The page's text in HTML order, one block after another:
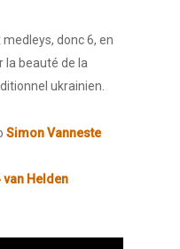
donc 6, en
la beauté de la
ukrainien.
Simon Vanneste
van Helden